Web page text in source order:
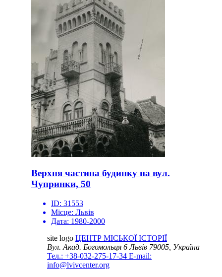
Верхня частина будинку на вул.
Чупринки, 50
ID: 31553
Місце: Львів
Дата: 1980-2000
site logo ЦЕНТР МІСЬКОЇ ІСТОРІЇ
Вул. Акад. Богомольця 6Львів 79005, Україна
Тел.: +38-032-275-17-34 E-mail:
info@lvivcenter.org